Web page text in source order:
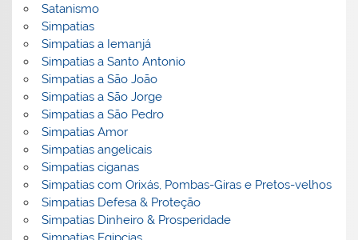
Satanismo
Simpatias
Simpatias a Iemanjá
Simpatias a Santo Antonio
Simpatias a São João
Simpatias a São Jorge
Simpatias a São Pedro
Simpatias Amor
Simpatias angelicais
Simpatias ciganas
Simpatias com Orixás, Pombas-Giras e Pretos-velhos
Simpatias Defesa & Proteção
Simpatias Dinheiro & Prosperidade